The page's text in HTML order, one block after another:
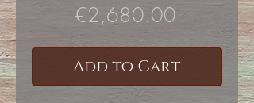
€2,680.00Price
Add to Cart